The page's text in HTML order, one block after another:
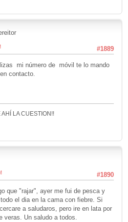
#1889
mi número de móvil te lo mando
contacto.
LA CUESTION!!
#1890
que "rajar", ayer me fui de pesca y
el dia en la cama con fiebre. Si
a saludaros, pero ire en lata por
veras. Un saludo a todos.